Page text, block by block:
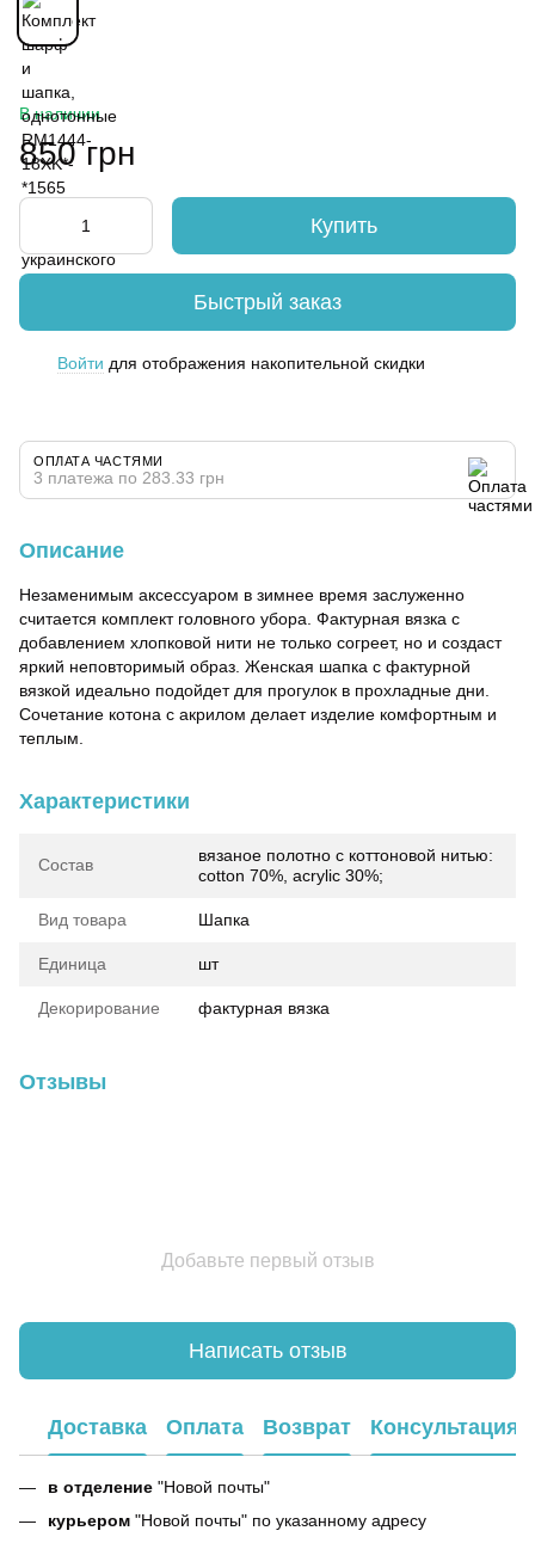
В наличии
850 грн
Купить
Быстрый заказ
Войти для отображения накопительной скидки
ОПЛАТА ЧАСТЯМИ
3 платежа по 283.33 грн
Описание
Незаменимым аксессуаром в зимнее время заслуженно
считается комплект головного убора. Фактурная вязка с
добавлением хлопковой нити не только согреет, но и создаст
яркий неповторимый образ. Женская шапка с фактурной
вязкой идеально подойдет для прогулок в прохладные дни.
Сочетание котона с акрилом делает изделие комфортным и
теплым.
Характеристики
Состав
вязаное полотно с коттоновой нитью:
cotton 70%, acrylic 30%;
Вид товара Шапка
Единица шт
Декорирование фактурная вязка
Отзывы
Добавьте первый отзыв
Написать отзыв
Доставка Оплата Возврат Консультация
в отделение "Новой почты"
курьером "Новой почты" по указанному адресу